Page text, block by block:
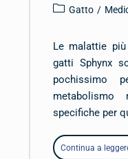
Gatto /
Le malattie
gatti Sphynx
pochissimo
specifiche per
Continua a